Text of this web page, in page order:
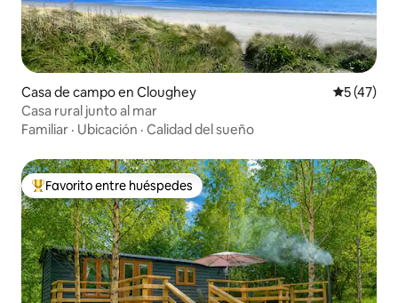
Casa de campo en Cloughey
5 (47)
Casa rural junto al mar
Familiar · Ubicación · Calidad del sueño
Favorito entre huéspedes preferido
Favorito entre huéspedes